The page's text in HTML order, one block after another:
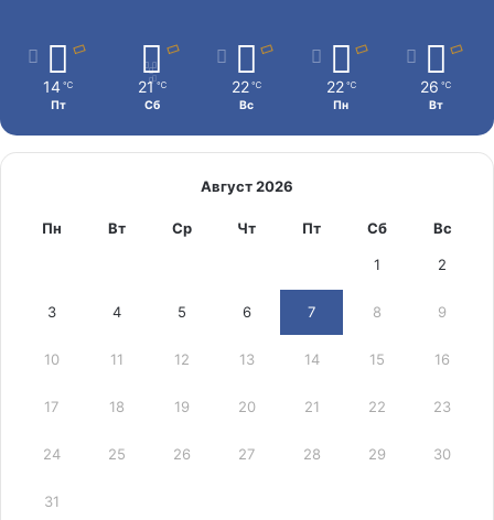
14 ℃
Пт
21 ℃
Сб
22 ℃
Вс
22 ℃
Пн
26 ℃
Вт
Август 2026
Пн Вт Ср Чт Пт Сб Вс
1 2
3 4 5 6 7 8 9
10 11 12 13 14 15 16
17 18 19 20 21 22 23
24 25 26 27 28 29 30
31